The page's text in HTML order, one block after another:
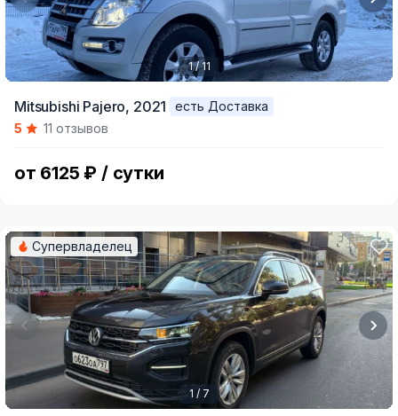
of
1 / 11
Mitsubishi Pajero, 2021
есть Доставка
5
11 отзывов
от 6125 ₽ / сутки
Супервладелец
1 / 7